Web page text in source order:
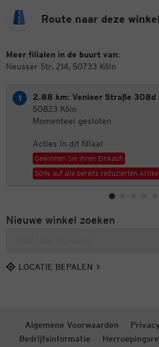
Route naar deze winkel
Meer filialen in de buurt van:
Neusser Str. 214, 50733 Köln
2.88 km: Venloer Straße 308d
50823 Köln
Momenteel gesloten
Acties in dit filiaal
Gewinnen Sie Ihren Einkauf!
50% auf alle bereits reduzierten Artikel
Nieuwe winkel zoeken
LOCATIE BEPALEN
Algemene Voorwaarden
Bedrijfsinformatie